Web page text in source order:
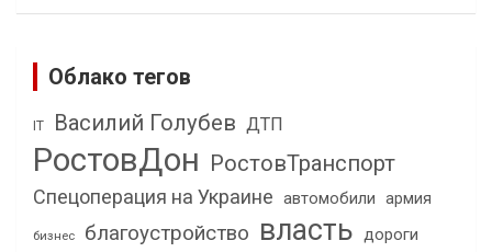
Облако тегов
IT Василий Голубев ДТП
РостовДон РостовТранспорт
Спецоперация на Украине автомобили армия
бизнес благоустройство власть дороги